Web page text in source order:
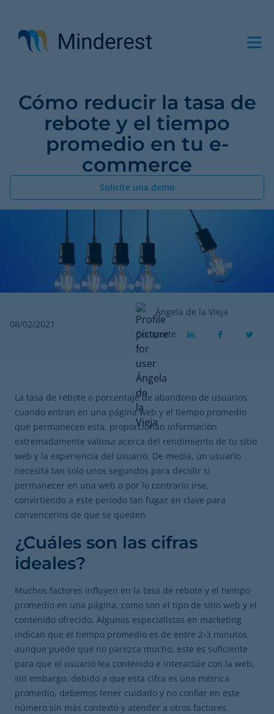
contenido
principal
Cómo reducir la tasa de
rebote y el tiempo
promedio en tu e-
commerce
Solicite una demo
08/02/2021
Ángela de la Vieja
Comparte
La tasa de rebote o porcentaje de abandono de usuarios
cuando entran en una página web y el tiempo promedio
que permanecen esta, proporcionan información
extremadamente valiosa acerca del rendimiento de tu sitio
web y la experiencia del usuario. De media, un usuario
necesita tan solo unos segundos para decidir si
permanecer en una web o por lo contrario irse,
convirtiendo a este periodo tan fugaz en clave para
convencerlos de que se queden.
¿Cuáles son las cifras
ideales?
Muchos factores influyen en la tasa de rebote y el tiempo
promedio en una página, como son el tipo de sitio web y el
contenido ofrecido. Algunos especialistas en marketing
indican que el tiempo promedio es de entre 2-3 minutos,
aunque puede que no parezca mucho, este es suficiente
para que el usuario lea contenido e interactúe con la web,
sin embargo, debido a que esta cifra es una métrica
promedio, debemos tener cuidado y no confiar en este
número sin más contexto y atender a otros factores.